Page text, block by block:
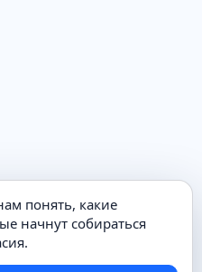
понять, какие
начнут собираться